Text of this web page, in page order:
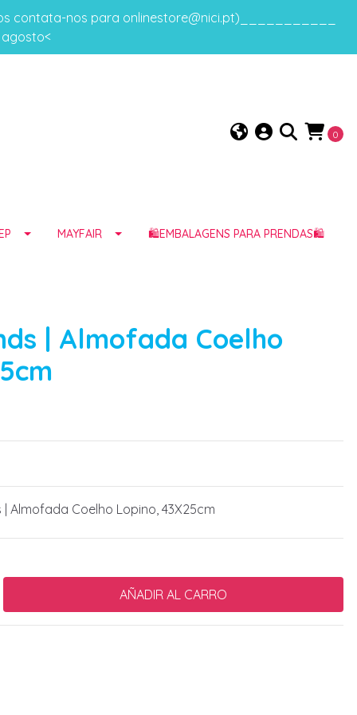
contata-nos para onlinestore@nici.pt)___________
agosto<
0
MAYFAIR 🛍️EMBALAGENS PARA PRENDAS🛍️
| Almofada Coelho
| Almofada Coelho Lopino, 43X25cm